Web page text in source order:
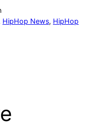
HipHop News, HipHop